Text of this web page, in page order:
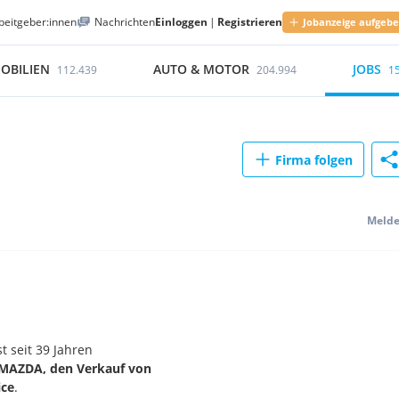
NachrichtenEinloggen | Registrieren Jobanzeige
112.439 AUTO & MOTOR 204.994 JOBS
Firma folgen
seit 39 Jahren
den Verkauf von
.